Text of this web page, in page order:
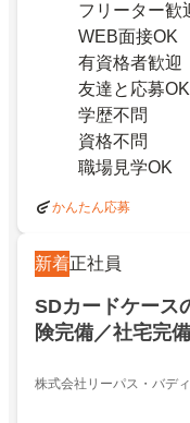
フリーター歓
WEB面接OK
有資格者歓迎
友達と応募OK
学歴不問
資格不問
職場見学OK
かんたん応募
新着正社員
SDカードケース
険完備／社宅完備
株式会社リーパス・バデ